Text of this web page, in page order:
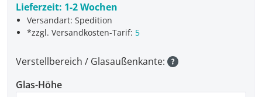
Lieferzeit: 1-2 Wochen
Versandart: Spedition
*zzgl. Versandkosten-Tarif: 5
Verstellbereich / Glasaußenkante:
Glas-Höhe